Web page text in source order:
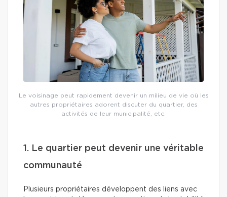
Le voisinage peut rapidement devenir un milieu de vie où les
autres propriétaires adorent discuter du quartier, des
activités de leur municipalité, etc.
1. Le quartier peut devenir une véritable
communauté
Plusieurs propriétaires développent des liens avec